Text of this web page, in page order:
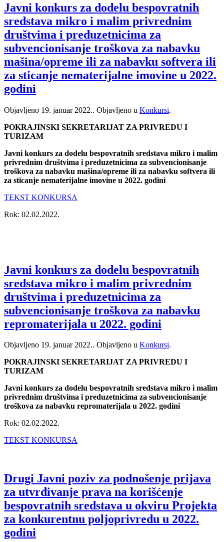
Javni konkurs za dodelu bespovratnih
sredstava mikro i malim privrednim
društvima i preduzetnicima za
subvencionisanje troškova za nabavku
mašina/opreme ili za nabavku softvera ili
za sticanje nematerijalne imovine u 2022.
godini
Objavljeno 19. januar 2022.. Objavljeno u Konkursi.
POKRAJINSKI SEKRETARIJAT ZA PRIVREDU I
TURIZAM
Javni konkurs za dodelu bespovratnih sredstava mikro i malim
privrednim društvima i preduzetnicima za subvencionisanje
troškova za nabavku mašina/opreme ili za nabavku softvera ili
za sticanje nematerijalne imovine u 2022. godini
TEKST KONKURSA
Rok: 02.02.2022.
Javni konkurs za dodelu bespovratnih
sredstava mikro i malim privrednim
društvima i preduzetnicima za
subvencionisanje troškova za nabavku
repromaterijala u 2022. godini
Objavljeno 19. januar 2022.. Objavljeno u Konkursi.
POKRAJINSKI SEKRETARIJAT ZA PRIVREDU I
TURIZAM
Javni konkurs za dodelu bespovratnih sredstava mikro i malim
privrednim društvima i preduzetnicima za subvencionisanje
troškova za nabavku repromaterijala u 2022. godini
Rok: 02.02.2022.
TEKST KONKURSA
Drugi Javni poziv za podnošenje prijava
za utvrđivanje prava na korišćenje
bespovratnih sredstava u okviru Projekta
za konkurentnu poljoprivredu u 2022.
godini